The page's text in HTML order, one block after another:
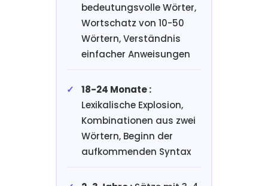
bedeutungsvolle Wörter,
Wortschatz von 10-50
Wörtern, Verständnis
einfacher Anweisungen
18-24 Monate :
Lexikalische Explosion,
Kombinationen aus zwei
Wörtern, Beginn der
aufkommenden Syntax